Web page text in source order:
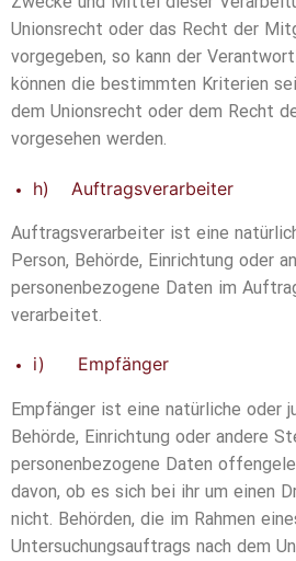
Unionsrecht oder das Recht der
vorgegeben, so kann der
können die bestimmten Kriterien
dem Unionsrecht oder dem Recht
vorgesehen werden.
h) Auftragsverarbeiter
Auftragsverarbeiter ist eine
Person, Behörde, Einrichtung oder
personenbezogene Daten im
verarbeitet.
i) Empfänger
Empfänger ist eine natürliche oder
Behörde, Einrichtung oder andere
personenbezogene Daten
davon, ob es sich bei ihr um einen
nicht. Behörden, die im Rahmen
Untersuchungsauftrags nach dem